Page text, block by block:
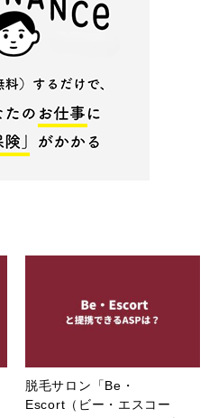
脱毛サロン「Be・
Escort（ビー・エスコー